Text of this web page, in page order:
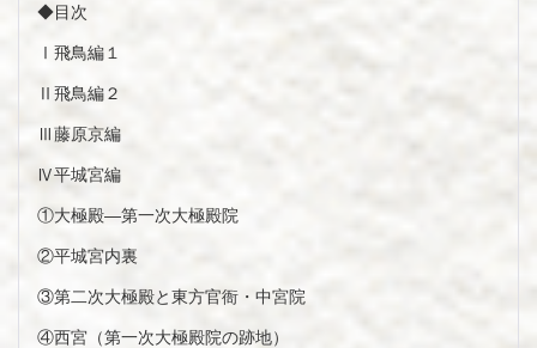
◆目次
Ⅰ飛鳥編１
Ⅱ飛鳥編２
Ⅲ藤原京編
Ⅳ平城宮編
①大極殿―第一次大極殿院
②平城宮内裏
③第二次大極殿と東方官衙・中宮院
④西宮（第一次大極殿院の跡地）